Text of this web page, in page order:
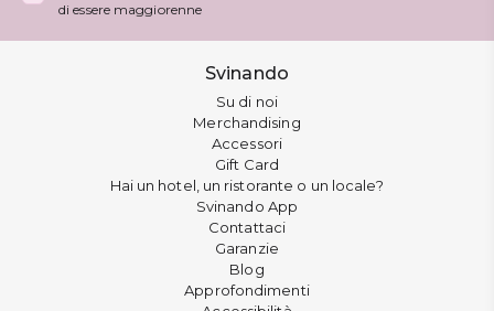
di essere maggiorenne
Svinando
Su di noi
Merchandising
Accessori
Gift Card
Hai un hotel, un ristorante o un locale?
Svinando App
Contattaci
Garanzie
Blog
Approfondimenti